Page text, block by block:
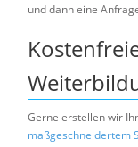
und dann eine
Gerne erstellen wir
maßgeschneidertem